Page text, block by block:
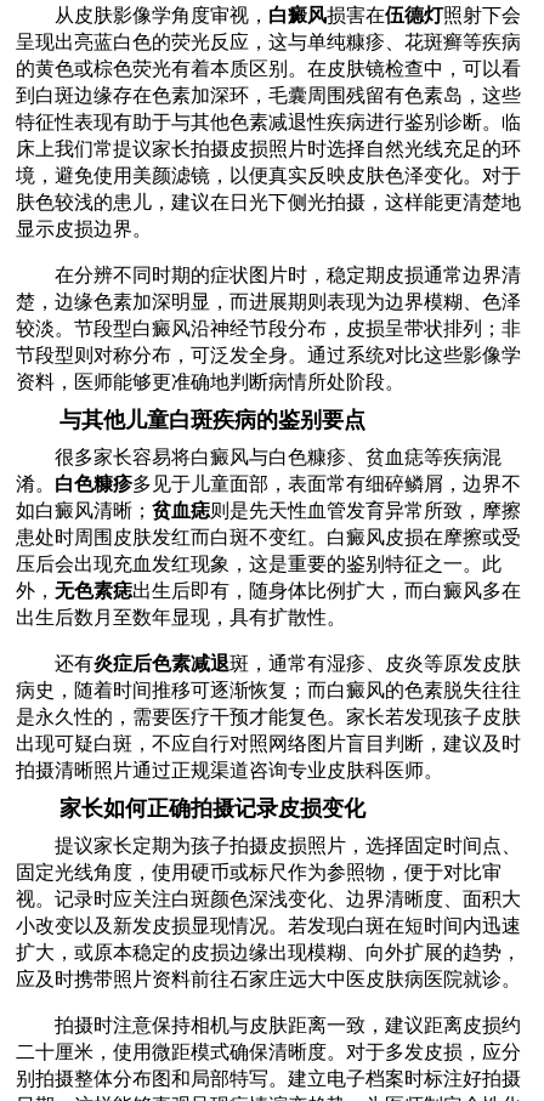
从皮肤影像学角度审视， 白癜风损害在伍德灯照射下会
呈现出亮蓝白色的荧光反应，这与单纯糠疹、花斑癣等疾病
的黄色或棕色荧光有着本质区别。在皮肤镜检查中，可以看
到白斑边缘存在色素加深环，毛囊周围残留有色素岛，这些
特征性表现有助于与其他色素减退性疾病进行鉴别诊断。临
床上我们常提议家长拍摄皮损照片时选择自然光线充足的环
境，避免使用美颜滤镜，以便真实反映皮肤色泽变化。对于
肤色较浅的患儿，建议在日光下侧光拍摄，这样能更清楚地
显示皮损边界。
在分辨不同时期的症状图片时，稳定期皮损通常边界清
楚，边缘色素加深明显，而进展期则表现为边界模糊、色泽
较淡。节段型白癜风沿神经节段分布，皮损呈带状排列；非
节段型则对称分布，可泛发全身。通过系统对比这些影像学
资料，医师能够更准确地判断病情所处阶段。
与其他儿童白斑疾病的鉴别要点
很多家长容易将白癜风与白色糠疹、贫血痣等疾病混
淆。 白色糠疹多见于儿童面部，表面常有细碎鳞屑，边界不
如白癜风清晰；贫血痣则是先天性血管发育异常所致，摩擦
患处时周围皮肤发红而白斑不变红。白癜风皮损在摩擦或受
压后会出现充血发红现象，这是重要的鉴别特征之一。此
外，无色素痣出生后即有，随身体比例扩大，而白癜风多在
出生后数月至数年显现，具有扩散性。
还有炎症后色素减退斑，通常有湿疹、皮炎等原发皮肤
病史，随着时间推移可逐渐恢复；而白癜风的色素脱失往往
是永久性的，需要医疗干预才能复色。家长若发现孩子皮肤
出现可疑白斑，不应自行对照网络图片盲目判断，建议及时
拍摄清晰照片通过正规渠道咨询专业皮肤科医师。
家长如何正确拍摄记录皮损变化
提议家长定期为孩子拍摄皮损照片，选择固定时间点、
固定光线角度，使用硬币或标尺作为参照物，便于对比审
视。记录时应关注白斑颜色深浅变化、边界清晰度、面积大
小改变以及新发皮损显现情况。若发现白斑在短时间内迅速
扩大，或原本稳定的皮损边缘出现模糊、向外扩展的趋势，
应及时携带照片资料前往石家庄远大中医皮肤病医院就诊。
拍摄时注意保持相机与皮肤距离一致，建议距离皮损约
二十厘米，使用微距模式确保清晰度。对于多发皮损，应分
别拍摄整体分布图和局部特写。建立电子档案时标注好拍摄